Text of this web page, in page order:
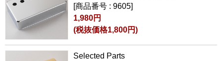
[商品番号 : 9605]
1,980円
(税抜価格1,800円)
Selected Parts